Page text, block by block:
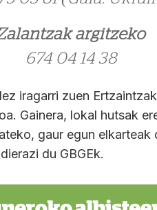
argitzeko
674 04 14 38
iragarri zuen
Gainera, lokal hutsak
gaur egun elkarteak
du GBGEk.